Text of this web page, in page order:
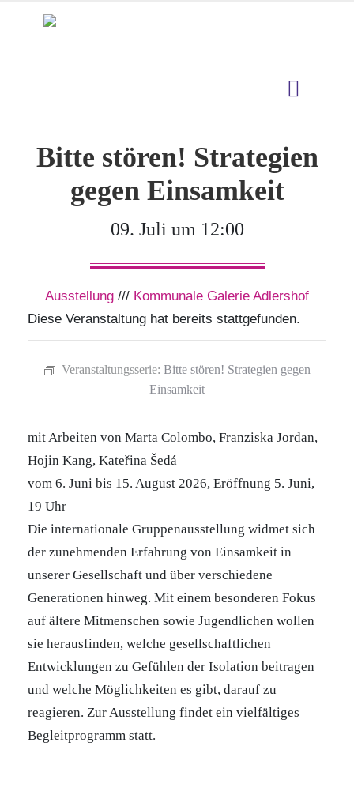
Bitte stören! Strategien
gegen Einsamkeit
09. Juli um 12:00
Ausstellung /// Kommunale Galerie Adlershof
Diese Veranstaltung hat bereits stattgefunden.
Veranstaltungsserie: Bitte stören! Strategien gegen
Einsamkeit
mit Arbeiten von Marta Colombo, Franziska Jordan,
Hojin Kang, Kateřina Šedá
vom 6. Juni bis 15. August 2026, Eröffnung 5. Juni,
19 Uhr
Die internationale Gruppenausstellung widmet sich
der zunehmenden Erfahrung von Einsamkeit in
unserer Gesellschaft und über verschiedene
Generationen hinweg. Mit einem besonderen Fokus
auf ältere Mitmenschen sowie Jugendlichen wollen
sie herausfinden, welche gesellschaftlichen
Entwicklungen zu Gefühlen der Isolation beitragen
und welche Möglichkeiten es gibt, darauf zu
reagieren. Zur Ausstellung findet ein vielfältiges
Begleitprogramm statt.